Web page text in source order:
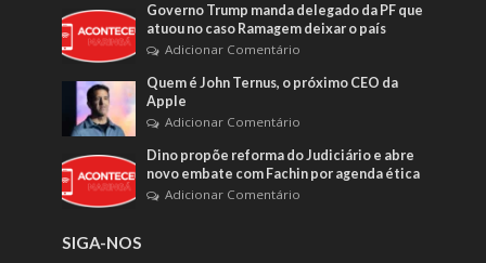
Governo Trump manda delegado da PF que
atuou no caso Ramagem deixar o país
Adicionar Comentário
Quem é John Ternus, o próximo CEO da
Apple
Adicionar Comentário
Dino propõe reforma do Judiciário e abre
novo embate com Fachin por agenda ética
Adicionar Comentário
SIGA-NOS